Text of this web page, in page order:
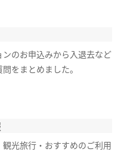
のお申込みから入退去など
をまとめました。
光旅行・おすすめのご利用